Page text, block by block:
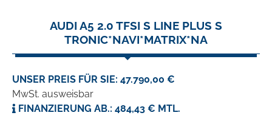
AUDI A5 2.0 TFSI S LINE PLUS S
TRONIC*NAVI*MATRIX*NA
UNSER PREIS FÜR SIE: 47.790,00 €
MwSt. ausweisbar
FINANZIERUNG AB.: 484,43 € MTL.